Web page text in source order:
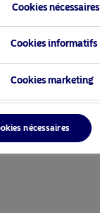
Cookies nécessaires
Cookies informatifs
Cookies marketing
nécessaires